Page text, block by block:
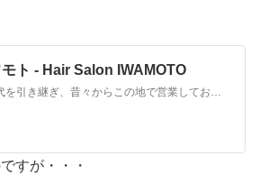
ト - Hair Salon IWAMOTO
西宮市中前田町で親の代を引き継ぎ、昔々からこの地で営業しております理容室（BarBer）です。 当店はお電話・Webによるご予約優先で営業しております。 お肌に触れるシャンプーや化粧品は天然由来成分の化粧品を使用、シェービング時はフルフラットでリラックス、カットのみの方も眉カット・眉剃りで眉を整えます。
すが・・・